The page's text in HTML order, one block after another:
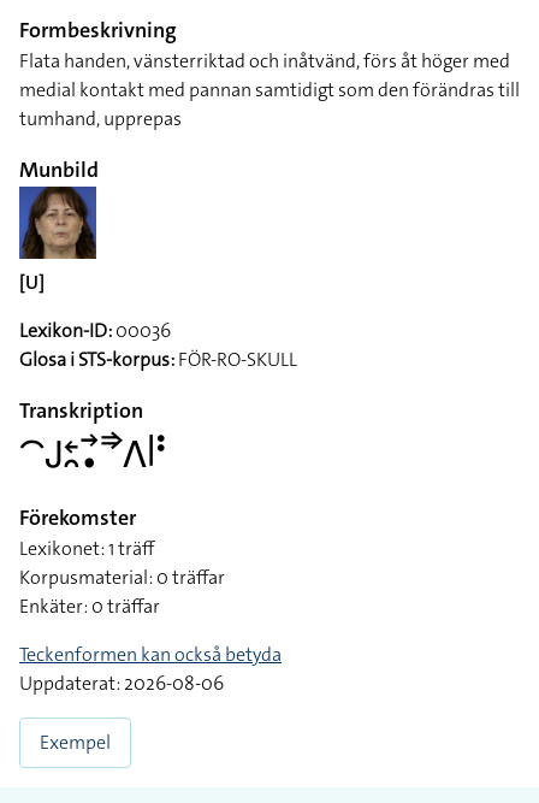
Formbeskrivning
Flata handen, vänsterriktad och inåtvänd, förs åt höger med
medial kontakt med pannan samtidigt som den förändras till
tumhand, upprepas
Munbild
[U]
Lexikon-ID:00036
Glosa i STS-korpus:FÖR-RO-SKULL
Transkription
􌤃􌤢􌥓􌥘􌥣􌥡􌦆􌤣􌥼􌥻
Förekomster
Lexikonet: 1 träff
Korpusmaterial: 0 träffar
Enkäter: 0 träffar
Teckenformen kan också betyda
Uppdaterat: 2026-08-06
Exempel